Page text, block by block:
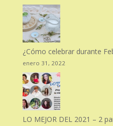
¿Cómo celebrar durante
enero 31, 2022
LO MEJOR DEL 2021 – 2